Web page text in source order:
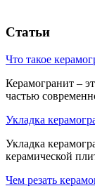
Статьи
Что такое
Керамогранит –
частью
Укладка
Укладка
керамической
Чем резать